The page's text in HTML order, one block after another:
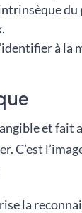
du
à la
et fait
C’est
la